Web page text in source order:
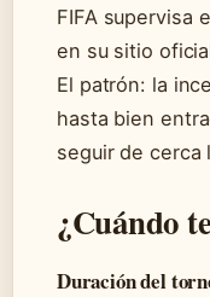
FIFA supervisa
en su sitio
El patrón: la
hasta bien
seguir de cerca
¿Cuándo
Duración del